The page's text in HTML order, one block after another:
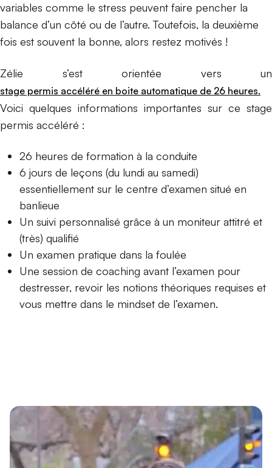
variables comme le stress peuvent faire pencher la
balance d’un côté ou de l’autre. Toutefois, la deuxième
fois est souvent la bonne, alors restez motivés !
Zélie s’est orientée vers un
stage permis accéléré en boite automatique de 26 heures.
Voici quelques informations importantes sur ce stage
permis accéléré :
26 heures de formation à la conduite
6 jours de leçons (du lundi au samedi)
essentiellement sur le centre d’examen situé en
banlieue
Un suivi personnalisé grâce à un moniteur attitré et
(très) qualifié
Un examen pratique dans la foulée
Une session de coaching avant l’examen pour
destresser, revoir les notions théoriques requises et
vous mettre dans le mindset de l’examen.